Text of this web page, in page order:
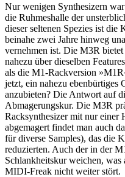
Nur wenigen Synthesizern
die Ruhmeshalle der
dieser seltenen Spezies ist
beinahe zwei Jahre hinweg
vernehmen ist. Die M3R
nahezu über dieselben
als die M1-Rackversion
jetzt, ein nahezu ebenbürtiges
anzubieten? Die Antwort auf
Abmagerungskur. Die M3R
Racksynthesizer mit nur einer
abgemagert findet man auch
für diverse Samples), das die
reduzierten. Auch der in der
Schlankheitskur weichen, was
MIDI-Freak nicht weiter stört.